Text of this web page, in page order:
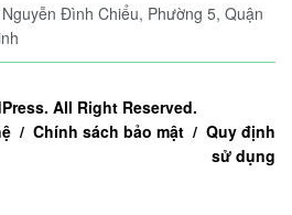
Đình Chiểu, Phường 5, Quận
. All Right Reserved.
/ Chính sách bảo mật / Quy định
sử dụng